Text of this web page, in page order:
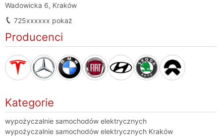
Wadowicka 6, Kraków
725xxxxxx pokaż
Producenci
Kategorie
wypożyczalnie samochodów elektrycznych
wypożyczalnie samochodów elektrycznych Kraków